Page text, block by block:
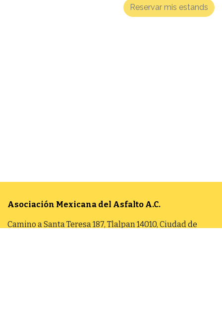
Reservar mis estands
Asociación Mexicana del Asfalto A.C.
Camino a Santa Teresa 187, Tlalpan 14010, Ciudad de